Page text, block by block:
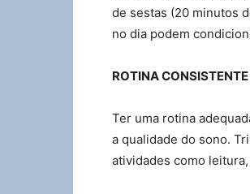
de sestas (20 minutos
no dia podem
ROTINA CONSISTENTE
Ter uma rotina
a qualidade do sono.
atividades como